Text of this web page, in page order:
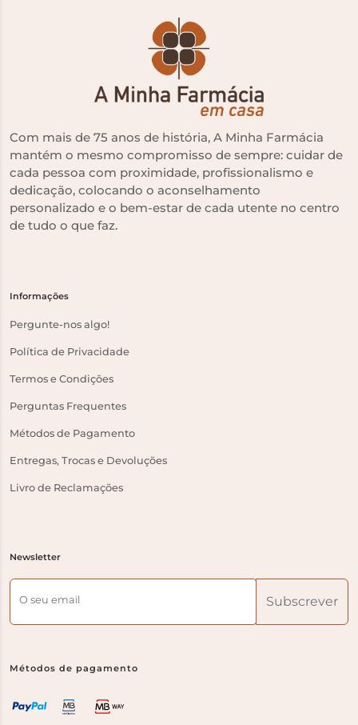
Com mais de 75 anos de história, A Minha Farmácia
mantém o mesmo compromisso de sempre: cuidar de
cada pessoa com proximidade, profissionalismo e
dedicação, colocando o aconselhamento
personalizado e o bem-estar de cada utente no centro
de tudo o que faz.
Informações
Pergunte-nos algo!
Política de Privacidade
Termos e Condições
Perguntas Frequentes
Métodos de Pagamento
Entregas, Trocas e Devoluções
Livro de Reclamações
Newsletter
O seu email Subscrever
Métodos de pagamento